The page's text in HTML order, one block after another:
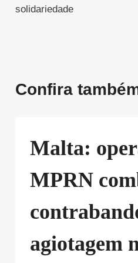
solidariedade
Confira
Malta:
MPRN
agiotagem